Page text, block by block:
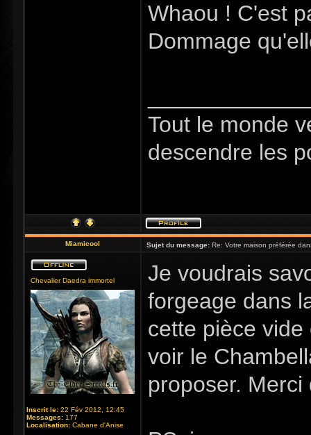
Whaou ! C'est
Dommage
Tout le monde
descendre les
Miamicool Sujet du message: Re: Votre maison préférée
Chevalier Daedra immortel
Inscrit le: 22 Fév 2012, 12:45
Messages: 177
Localisation: Cabane d'Anise
Je voudrais
forgeage dans
cette pièce
voir le
proposer. Merci